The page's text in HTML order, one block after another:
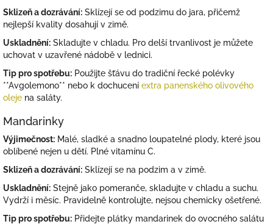
Sklizeň a dozrávání: Sklízejí se od podzimu do jara, přičemž
nejlepší kvality dosahují v zimě.
Uskladnění: Skladujte v chladu. Pro delší trvanlivost je můžete
uchovat v uzavřené nádobě v lednici.
Tip pro spotřebu: Použijte šťávu do tradiční řecké polévky
**Avgolemono** nebo k dochucení extra panenského olivového
oleje na saláty.
Mandarinky
Výjimečnost: Malé, sladké a snadno loupatelné plody, které jsou
oblíbené nejen u dětí. Plné vitamínu C.
Sklizeň a dozrávání: Sklízejí se na podzim a v zimě.
Uskladnění: Stejně jako pomeranče, skladujte v chladu a suchu.
Vydrží i měsíc. Pravidelně kontrolujte, nejsou chemicky ošetřené.
Tip pro spotřebu: Přidejte plátky mandarinek do ovocného salátu